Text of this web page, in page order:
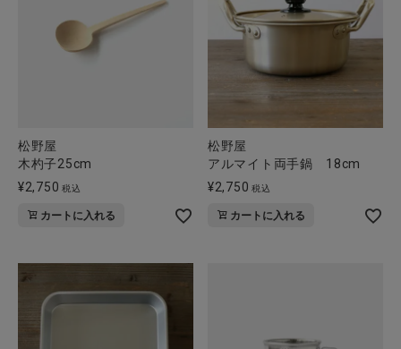
松野屋
木杓子25cm
¥2,750 税込
カートに入れる
松野屋
アルマイト両手鍋 18cm
¥2,750 税込
カートに入れる